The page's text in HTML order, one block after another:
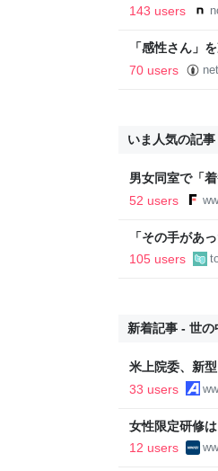
と。｜デザイ
143 users
「感性さん」
70 users
いま人気の記
男女同室で「
「標準化され
52 users
「その手があ
を聞けば、被
ただ「実際に
105 users
新着記事 - 世の
米上院委、新
可決
33 users
女性限定研修
経済新聞
12 users